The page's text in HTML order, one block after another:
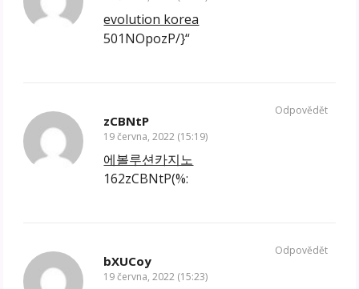
evolution korea
501NOpozP/}“
zCBNtP
19 června, 2022 (15:19)
에볼루션카지노
162zCBNtP(%:
Odpovědět
bXUCoy
19 června, 2022 (15:23)
Odpovědět